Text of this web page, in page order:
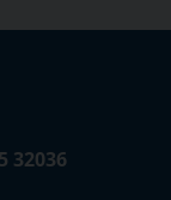
32036